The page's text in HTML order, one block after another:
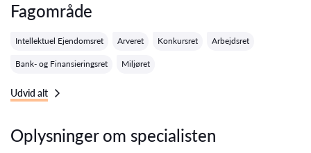
Fagområde
Intellektuel Ejendomsret Arveret Konkursret Arbejdsret
Bank- og Finansieringsret Miljøret
Udvid alt
Oplysninger om specialisten